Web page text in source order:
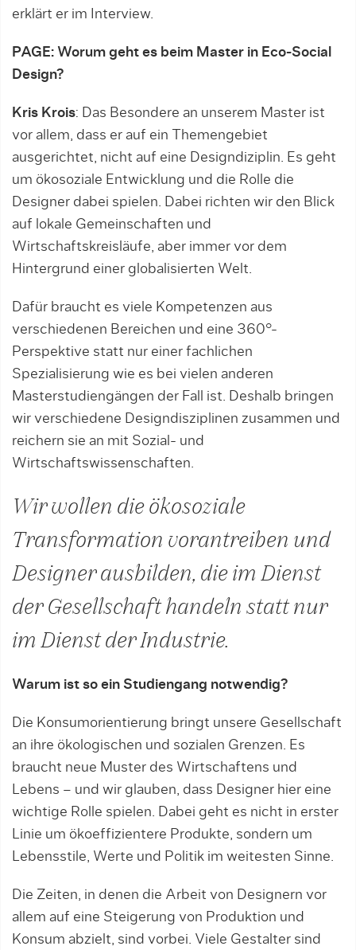
erklärt er im Interview.
PAGE: Worum geht es beim Master in Eco-Social
Design?
Kris Krois: Das Besondere an unserem Master ist
vor allem, dass er auf ein Themengebiet
ausgerichtet, nicht auf eine Designdiziplin. Es geht
um ökosoziale Entwicklung und die Rolle die
Designer dabei spielen. Dabei richten wir den Blick
auf lokale Gemeinschaften und
Wirtschaftskreisläufe, aber immer vor dem
Hintergrund einer globalisierten Welt.
Dafür braucht es viele Kompetenzen aus
verschiedenen Bereichen und eine 360°-
Perspektive statt nur einer fachlichen
Spezialisierung wie es bei vielen anderen
Masterstudiengängen der Fall ist. Deshalb bringen
wir verschiedene Designdisziplinen zusammen und
reichern sie an mit Sozial- und
Wirtschaftswissenschaften.
Wir wollen die ökosoziale
Transformation vorantreiben und
Designer ausbilden, die im Dienst
der Gesellschaft handeln statt nur
im Dienst der Industrie.
Warum ist so ein Studiengang notwendig?
Die Konsumorientierung bringt unsere Gesellschaft
an ihre ökologischen und sozialen Grenzen. Es
braucht neue Muster des Wirtschaftens und
Lebens – und wir glauben, dass Designer hier eine
wichtige Rolle spielen. Dabei geht es nicht in erster
Linie um ökoeffizientere Produkte, sondern um
Lebensstile, Werte und Politik im weitesten Sinne.
Die Zeiten, in denen die Arbeit von Designern vor
allem auf eine Steigerung von Produktion und
Konsum abzielt, sind vorbei. Viele Gestalter sind